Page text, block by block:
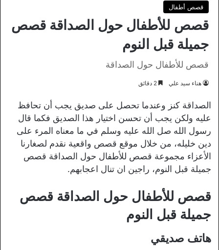
قصص أطفال
قصص للأطفال حول الصداقة قصص
جميلة قبل النوم
قصص للأطفال حول الصداقة
هناء سيد علي
الصداقة كنز وعندما تحصل على صديق يجب أن تحافظ
عليه ولكن يجب أن تحسن اختيار هذا الصديق فكما قال
رسول الله صل الله عليه وسلم في ما معناه المرء على
دين خليله، من خلال موقع قصص واقعية نقدم لصغارنا
الأعزاء مجموعة قصص للأطفال حول الصداقة قصص
جميلة قبل النوم، راجين ان تنال اعجابهم.
قصص للأطفال حول الصداقة قصص
جميلة قبل النوم
هاتف صديقي